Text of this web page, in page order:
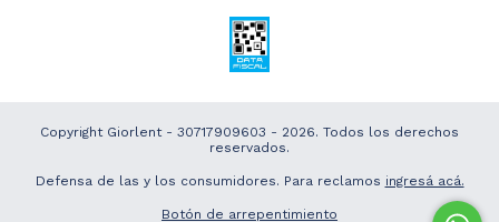
Copyright Giorlent - 30717909603 - 2026. Todos los derechos
reservados.
Defensa de las y los consumidores. Para reclamos ingresá acá.
Botón de arrepentimiento